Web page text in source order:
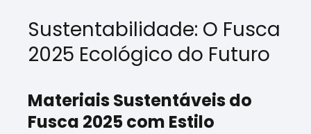
Sustentabilidade: O Fusca
2025 Ecológico do Futuro
Materiais Sustentáveis do
Fusca 2025 com Estilo